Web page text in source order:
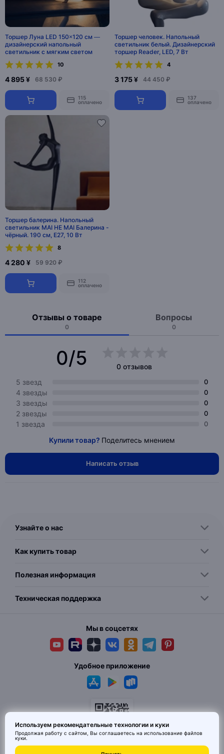
Торшер Луна LED 150×120 см —
дизайнерский напольный
светильник с мягким светом
10
4 895 ¥ 68 530 ₽
115
оплачено
Торшер человек. Напольный
светильник белый. Дизайнерский
торшер Reader, LED, 7 Вт
4
3 175 ¥ 44 450 ₽
137
оплачено
Торшер балерина. Напольный
светильник MAI HE MAI Балерина -
чёрный. 190 см, E27, 10 Вт
8
4 280 ¥ 59 920 ₽
112
оплачено
Отзывы о товаре
0
Вопросы
0
0/5
0 отзывов
5 звезд
0
4 звезды 0
3 звезды 0
2 звезды 0
1 звезда 0
Купили товар? Поделитесь мнением
Написать отзыв
Узнайте о нас
Как купить товар
Полезная информация
Техническая поддержка
Мы в соцсетях
Удобное приложение
Используем рекомендательные технологии и куки
Продолжая работу с сайтом, Вы соглашаетесь на использование файлов
куки.